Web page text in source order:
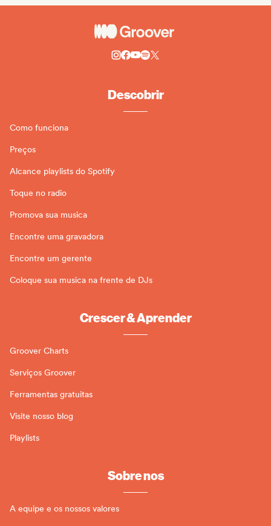
Descobrir
Como funciona
Preços
Alcance playlists do Spotify
Toque no radio
Promova sua musica
Encontre uma gravadora
Encontre um gerente
Coloque sua musica na frente de DJs
Crescer & Aprender
Groover Charts
Serviços Groover
Ferramentas gratuitas
Visite nosso blog
Playlists
Sobre nos
A equipe e os nossos valores